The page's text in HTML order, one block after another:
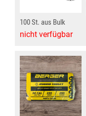
100 St. aus Bulk
nicht verfügbar